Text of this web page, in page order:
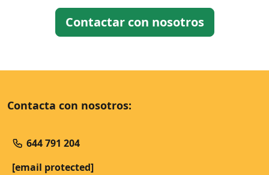
Contactar con nosotros
Contacta con nosotros:
644 791 204
[email protected]